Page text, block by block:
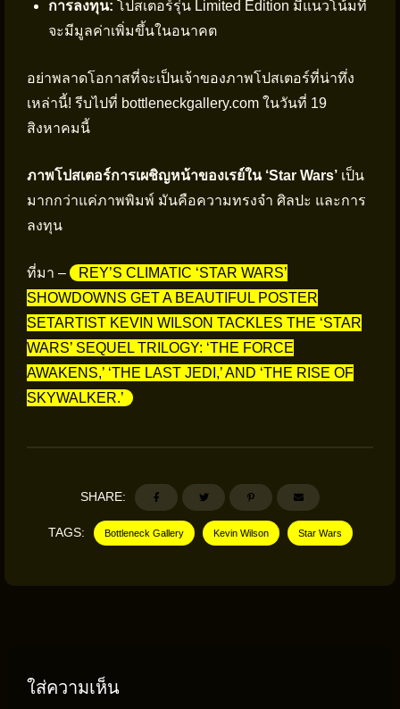
การลงทุน: โปสเตอร์รุ่น Limited Edition มีแนวโน้มที่
จะมีมูลค่าเพิ่มขึ้นในอนาคต
อย่าพลาดโอกาสที่จะเป็นเจ้าของภาพโปสเตอร์ที่น่าทึ่ง
เหล่านี้! รีบไปที่ bottleneckgallery.com ในวันที่ 19
สิงหาคมนี้
ภาพโปสเตอร์การเผชิญหน้าของเรย์ใน ‘Star Wars’ เป็น
มากกว่าแค่ภาพพิมพ์ มันคือความทรงจำ ศิลปะ และการ
ลงทุน
ที่มา –
REY’S CLIMATIC ‘STAR WARS’
SHOWDOWNS GET A BEAUTIFUL POSTER
SETARTIST KEVIN WILSON TACKLES THE ‘STAR
WARS’ SEQUEL TRILOGY: ‘THE FORCE
AWAKENS,’ ‘THE LAST JEDI,’ AND ‘THE RISE OF
SKYWALKER.’
SHARE:
TAGS: Bottleneck Gallery Kevin Wilson Star Wars
ใส่ความเห็น